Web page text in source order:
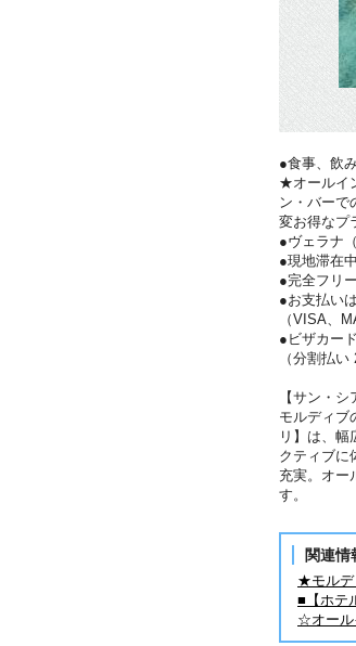
●食事、飲
★オールイ
ン・バーで
変お得なプ
●ヴェラナ
●現地滞在
●完全フリ
●お支払い
（VISA、
●ビザカー
（分割払
【サン・
モルディブ
リ】は、
クティブに
充実。オー
す。
関連情
★モルデ
■【ホテ
☆オール